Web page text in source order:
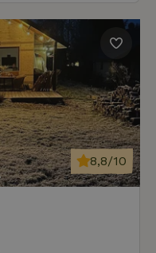
8,8/10